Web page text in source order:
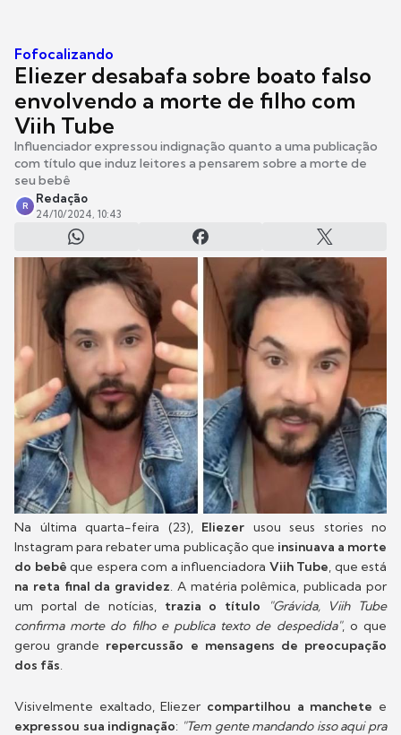
Fofocalizando
Eliezer desabafa sobre boato falso
envolvendo a morte de filho com
Viih Tube
Influenciador expressou indignação quanto a uma publicação
com título que induz leitores a pensarem sobre a morte de
seu bebê
R
Redação
24/10/2024, 10:43
Na última quarta-feira (23),Eliezer usou seus stories no
Instagram para rebater uma publicação que insinuava a morte
do bebê que espera com a influenciadora Viih Tube, que está
na reta final da gravidez. A matéria polêmica, publicada por
um portal de notícias, trazia o título
"Grávida, Viih Tube
confirma morte do filho e publica texto de despedida", o que
gerou grande repercussão e mensagens de preocupação
dos fãs.
Visivelmente exaltado, Eliezer compartilhou a manchete e
expressou sua indignação: "Tem gente mandando isso aqui pra